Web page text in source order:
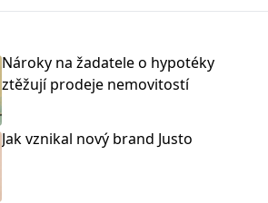
Nároky na žadatele o hypotéky
ztěžují prodeje nemovitostí
Jak vznikal nový brand Justo